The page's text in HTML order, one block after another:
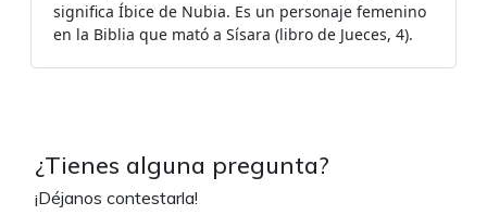
significa Íbice de Nubia. Es un personaje femenino
en la Biblia que mató a Sísara (libro de Jueces, 4).
¿Tienes alguna pregunta?
¡Déjanos contestarla!